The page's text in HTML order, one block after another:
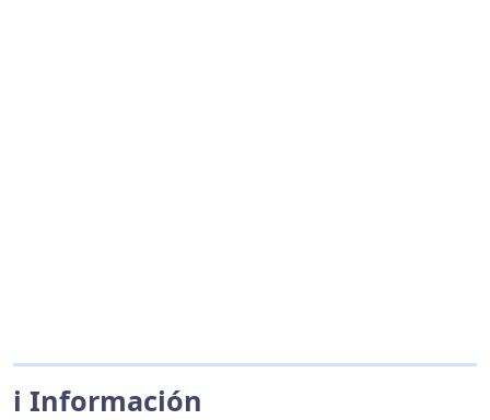
ℹ️ Información